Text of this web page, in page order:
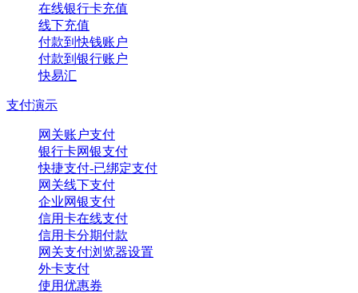
在线银行卡充值
线下充值
付款到快钱账户
付款到银行账户
快易汇
支付演示
网关账户支付
银行卡网银支付
快捷支付-已绑定支付
网关线下支付
企业网银支付
信用卡在线支付
信用卡分期付款
网关支付浏览器设置
外卡支付
使用优惠券